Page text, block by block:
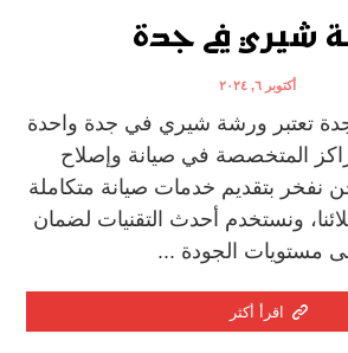
شيري في جدة
أكتوبر ٦, ٢٠٢٤
تعتبر ورشة شيري في جدة واحدة
المتخصصة في صيانة وإصلاح
نفخر بتقديم خدمات صيانة متكاملة
ونستخدم أحدث التقنيات لضمان
مستويات الجودة ...
اقرأ أكثر